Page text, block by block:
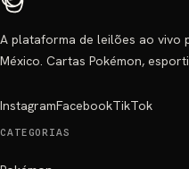
A plataforma de leilões ao vivo
México. Cartas Pokémon,
InstagramFacebookTikTok
CATEGORIAS